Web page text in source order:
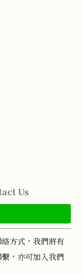
Us
方式，我們將有
，亦可加入我們